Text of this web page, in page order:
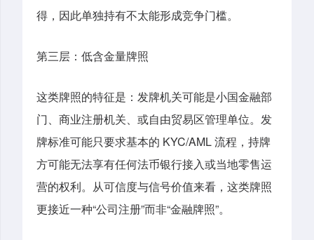
得，因此单独持有不太能形成竞争门槛。
第三层：低含金量牌照
这类牌照的特征是：发牌机关可能是小国金融部
门、商业注册机关、或自由贸易区管理单位。发
牌标准可能只要求基本的 KYC/AML 流程，持牌
方可能无法享有任何法币银行接入或当地零售运
营的权利。从可信度与信号价值来看，这类牌照
更接近一种“公司注册”而非“金融牌照”。